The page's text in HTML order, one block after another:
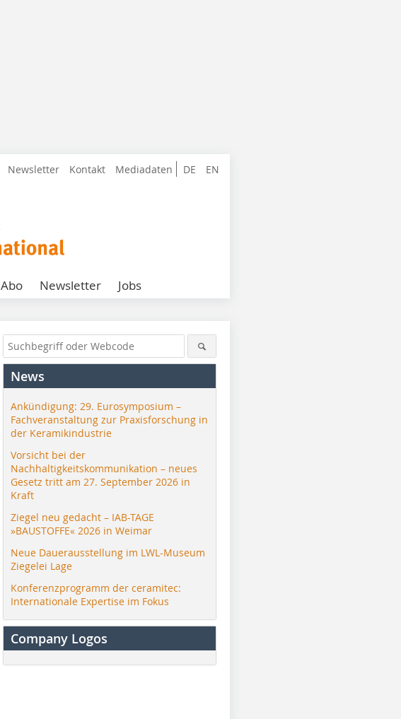
DE EN
Newsletter Kontakt Mediadaten
Abo Newsletter Jobs
News
Ankündigung: 29. Eurosymposium –
Fachveranstaltung zur Praxisforschung in
der Keramikindustrie
Vorsicht bei der
Nachhaltigkeitskommunikation – neues
Gesetz tritt am 27. September 2026 in
Kraft
Ziegel neu gedacht – IAB-TAGE
»BAUSTOFFE« 2026 in Weimar
Neue Dauerausstellung im LWL-Museum
Ziegelei Lage
Konferenzprogramm der ceramitec:
Internationale Expertise im Fokus
Company Logos